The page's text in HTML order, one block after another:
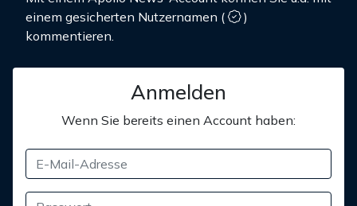
einem gesicherten Nutzernamen (
)
kommentieren.
Anmelden
Wenn Sie bereits einen Account haben: